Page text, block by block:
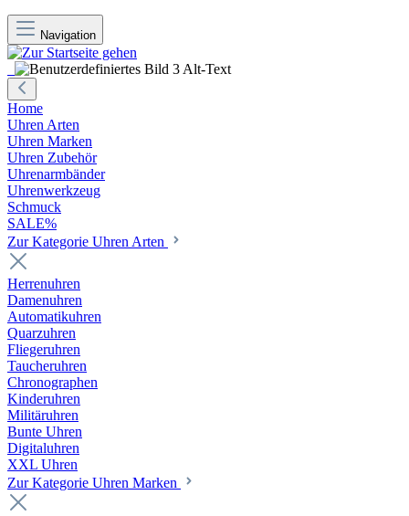
Navigation
Home
Uhren Arten
Uhren Marken
Uhren Zubehör
Uhrenarmbänder
Uhrenwerkzeug
Schmuck
SALE%
Zur Kategorie Uhren Arten
Herrenuhren
Damenuhren
Automatikuhren
Quarzuhren
Fliegeruhren
Taucheruhren
Chronographen
Kinderuhren
Militäruhren
Bunte Uhren
Digitaluhren
XXL Uhren
Zur Kategorie Uhren Marken